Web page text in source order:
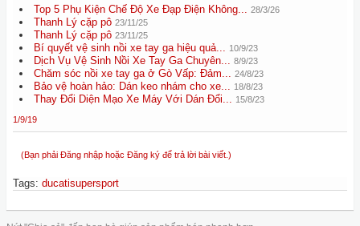
Top 5 Phụ Kiện Chế Độ Xe Đạp Điện Không... 28/3/26
Thanh Lý cặp pô 23/11/25
Thanh Lý cặp pô 23/11/25
Bí quyết vệ sinh nồi xe tay ga hiệu quả... 10/9/23
Dịch Vụ Vệ Sinh Nồi Xe Tay Ga Chuyên... 8/9/23
Chăm sóc nồi xe tay ga ở Gò Vấp: Đảm... 24/8/23
Bảo vệ hoàn hảo: Dán keo nhám cho xe... 18/8/23
Thay Đổi Diện Mạo Xe Máy Với Dán Đổi... 15/8/23
1/9/19
(Bạn phải Đăng nhập hoặc Đăng ký để trả lời bài viết.)
Tags: ducatisupersport